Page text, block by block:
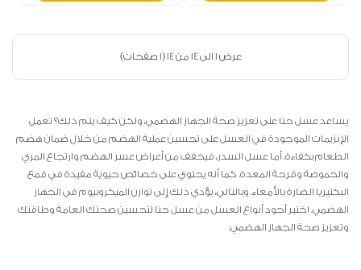
عرض 1 الى 14 من 14 (1 صفحات)
يساعد عسل حتا على تعزيز صحة الجهاز الهضمي، ولكن كيف يتم ذلك؟ تعمل
الإنزيمات الموجودة في العسل على تحسين عملية الهضم من خلال ضمان هضم
الطعام بكفاءة. أما عسل السدر، فيخفف من أعراض عسر الهضم وارتجاع المري
والحموضة وقرحة المعدة. كما أنه يحتوي على خصائص حيوية مفيدة في قمع
البكتيريا الضارة بالأمعاء. وبالتالي، يؤدي ذلك إلى توازن الميكروبيوم في الجهاز
الهضمي. اختبر أجود أنواع العسل من عسل حتا لتحسين صحتك العامة وطاقتك
وتعزيز صحة الجهاز الهضمي.